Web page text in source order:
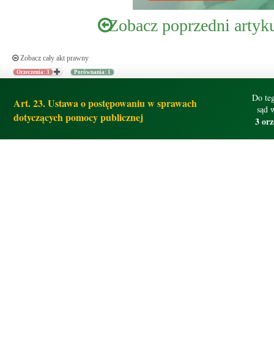
Zobacz poprzedni
Zobacz cały akt prawny
Orzeczenia: 3 Porównania: 1
Art. 23. Ustawa o postępowaniu w sprawach
dotyczących pomocy publicznej
Do
sąd
3